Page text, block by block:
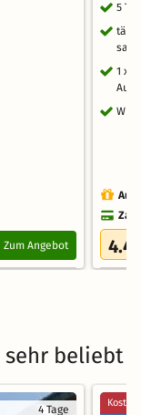
Zum Angebot
5
1 x
4.4
sehr beliebt
4 Tage